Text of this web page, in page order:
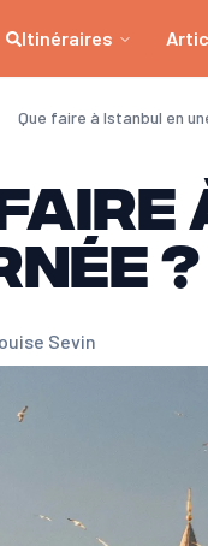
Itinéraires
Que faire à Istanbul en
faire
?
Sevin